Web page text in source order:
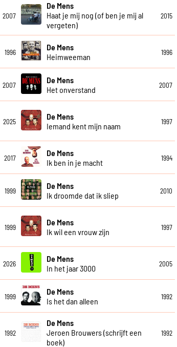
2007
De Mens
Haat je mij nog (of ben je mij al
vergeten)
2015
1996
De Mens
Heimweeman
1996
2007
De Mens
Het onverstand
2007
2025
De Mens
Iemand kent mijn naam
1997
2017
De Mens
Ik ben in je macht
1994
1999
De Mens
Ik droomde dat ik sliep
2010
1999
De Mens
Ik wil een vrouw zijn
1997
2026
De Mens
In het jaar 3000
2005
1999
De Mens
Is het dan alleen
1992
1992
De Mens
Jeroen Brouwers (schrijft een
boek)
1992